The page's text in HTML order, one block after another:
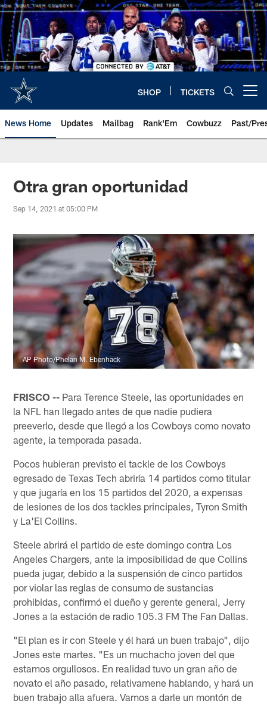
Skip
to
main
content
SHOP TICKETS
News Home Updates Mailbag Rank'Em Cowbuzz Past/
Otra gran oportunidad
Sep 14, 2021 at 05:00 PM
AP Photo/Phelan M. Ebenhack
FRISCO -- Para Terence Steele, las oportunidades en
la NFL han llegado antes de que nadie pudiera
preeverlo, desde que llegó a los Cowboys como novato
agente, la temporada pasada.
Pocos hubieran previsto el tackle de los Cowboys
egresado de Texas Tech abriría 14 partidos como titular
y que jugaría en los 15 partidos del 2020, a expensas
de lesiones de los dos tackles principales, Tyron Smith
y La'El Collins.
Steele abrirá el partido de este domingo contra Los
Angeles Chargers, ante la imposibilidad de que Collins
pueda jugar, debido a la suspensión de cinco partidos
por violar las reglas de consumo de sustancias
prohibidas, confirmó el dueño y gerente general, Jerry
Jones a la estación de radio 105.3 FM The Fan Dallas.
"El plan es ir con Steele y él hará un buen trabajo", dijo
Jones este martes. "Es un muchacho joven del que
estamos orgullosos. En realidad tuvo un gran año de
novato el año pasado, relativamene hablando, y hará un
buen trabajo alla afuera. Vamos a darle un montón de